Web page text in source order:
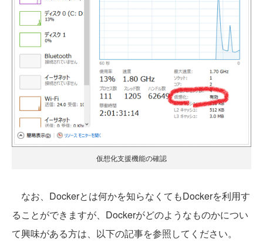
仮想化支援機能の確認
なお、Dockerとは何かを知らなくてもDockerを利用す
ることができますが、Dockerがどのようなものかについ
て興味がある方は、以下の記事を参照してください。